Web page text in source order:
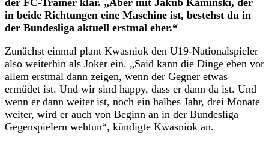
in beide Richtungen eine Maschine ist, bestehst du in
der Bundesliga aktuell erstmal eher.“
Zunächst einmal plant Kwasniok den U19-Nationalspieler
also weiterhin als Joker ein. „Said kann die Dinge eben vor
allem erstmal dann zeigen, wenn der Gegner etwas
ermüdet ist. Und wir sind happy, dass er dann da ist. Und
wenn er dann weiter ist, noch ein halbes Jahr, drei Monate
weiter, wird er auch von Beginn an in der Bundesliga
Gegenspielern wehtun“, kündigte Kwasniok an.